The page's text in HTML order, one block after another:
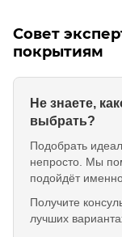
Совет
покрытиям
Не знаете,
выбрать?
Подобрать
непросто. Мы
подойдёт
Получите
лучших